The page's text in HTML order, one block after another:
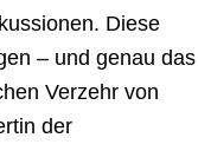
Diese
– und genau das
Verzehr von
der